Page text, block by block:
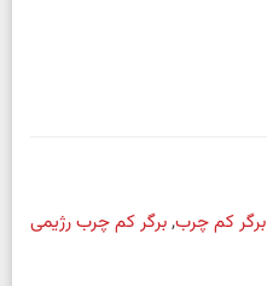
برگر کم چرب,برگر کم چرب رژیمی